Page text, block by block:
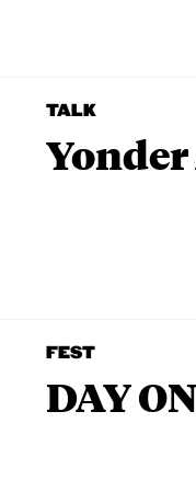
TALK
Yonder
FEST
DAY